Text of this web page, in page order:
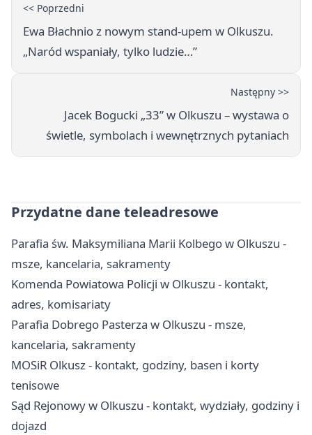
<< Poprzedni
Ewa Błachnio z nowym stand-upem w Olkuszu.
„Naród wspaniały, tylko ludzie…”
Następny >>
Jacek Bogucki „33” w Olkuszu – wystawa o
świetle, symbolach i wewnętrznych pytaniach
Przydatne dane teleadresowe
Parafia św. Maksymiliana Marii Kolbego w Olkuszu -
msze, kancelaria, sakramenty
Komenda Powiatowa Policji w Olkuszu - kontakt,
adres, komisariaty
Parafia Dobrego Pasterza w Olkuszu - msze,
kancelaria, sakramenty
MOSiR Olkusz - kontakt, godziny, basen i korty
tenisowe
Sąd Rejonowy w Olkuszu - kontakt, wydziały, godziny i
dojazd